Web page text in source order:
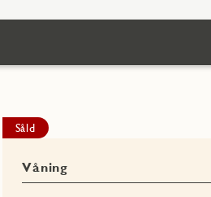
Såld
Våning